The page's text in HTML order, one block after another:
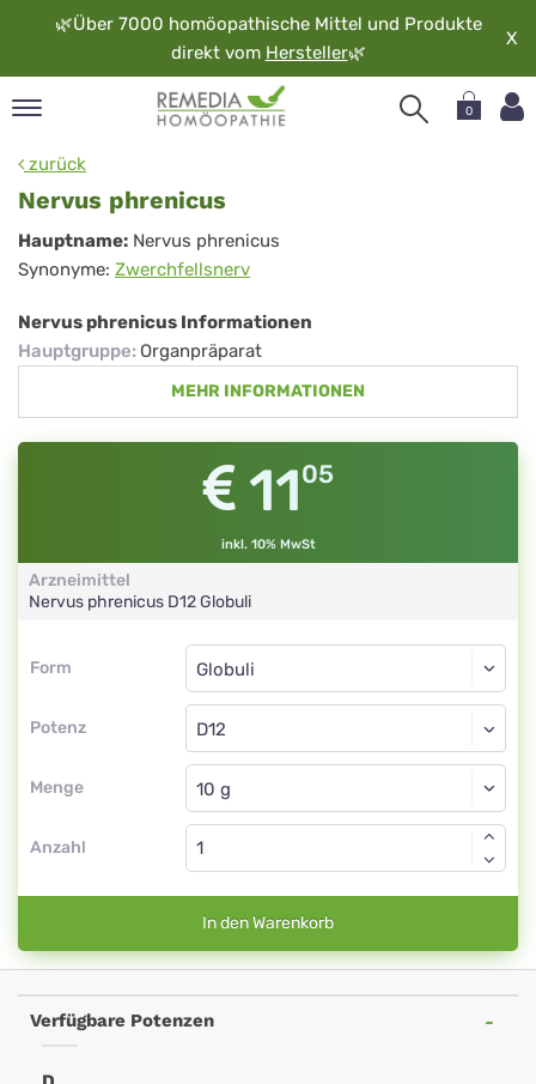
🌿Über 7000 homöopathische Mittel und Produkte
direkt vom Hersteller🌿
X
0
zurück
Nervus phrenicus
Nervus
phrenicus
Hauptname: Nervus phrenicus
Synonyme: Zwerchfellsnerv
Nervus phrenicus Informationen
Hauptgruppe: Organpräparat
MEHR INFORMATIONEN
1105
inkl. 10% MwSt
Arzneimittel
Nervus phrenicus D12Globuli
Form
Form
Potenz
Globuli
D12
Menge
Globuli
Anzahl
In den Warenkorb
Verfügbare Potenzen